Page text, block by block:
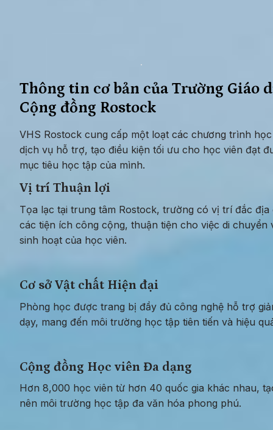
Thông tin cơ bản của Trường Giáo
Cộng đồng Rostock
VHS Rostock cung cấp một loạt các chương trình
dịch vụ hỗ trợ, tạo điều kiện tối ưu cho học viên đạt
mục tiêu học tập của mình.
Vị trí Thuận lợi
Tọa lạc tại trung tâm Rostock, trường có vị trí đắc địa
các tiện ích công cộng, thuận tiện cho việc di chuyển
sinh hoạt của học viên.
Cơ sở Vật chất Hiện đại
Phòng học được trang bị đầy đủ công nghệ hỗ trợ
dạy, mang đến môi trường học tập tiên tiến và hiệu
Cộng đồng Học viên Đa dạng
Hơn 8,000 học viên từ hơn 40 quốc gia khác nhau,
nên môi trường học tập đa văn hóa phong phú.